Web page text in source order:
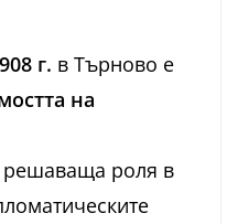
г. в Търново е
на
роля в